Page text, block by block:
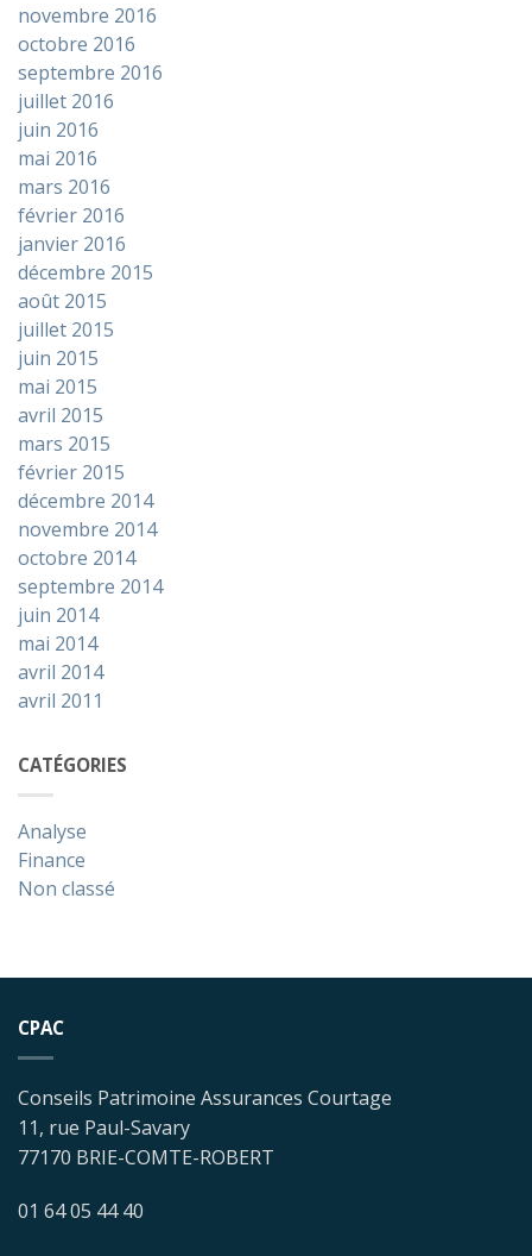
novembre 2016
octobre 2016
septembre 2016
juillet 2016
juin 2016
mai 2016
mars 2016
février 2016
janvier 2016
décembre 2015
août 2015
juillet 2015
juin 2015
mai 2015
avril 2015
mars 2015
février 2015
décembre 2014
novembre 2014
octobre 2014
septembre 2014
juin 2014
mai 2014
avril 2014
avril 2011
CATÉGORIES
Analyse
Finance
Non classé
CPAC
Conseils Patrimoine Assurances Courtage
11, rue Paul-Savary
77170 BRIE-COMTE-ROBERT
01 64 05 44 40